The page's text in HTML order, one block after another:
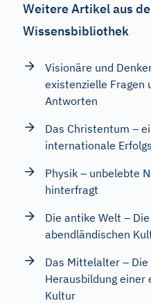
Weitere Artikel aus
Wissensbibliothek
Visionäre und
existenzielle Fragen
Antworten
Das Christentum –
internationale
Physik – unbelebte
hinterfragt
Die antike Welt –
abendländischen
Das Mittelalter – Die
Herausbildung einer
Kultur